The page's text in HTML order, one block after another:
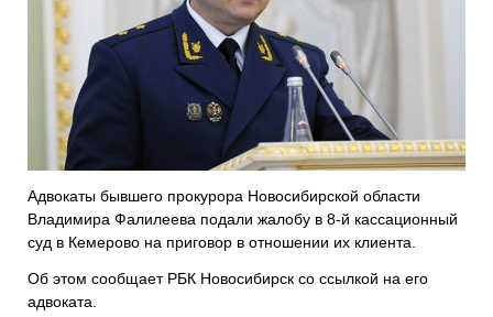
Адвокаты бывшего прокурора Новосибирской области
Владимира Фалилеева подали жалобу в 8-й кассационный
суд в Кемерово на приговор в отношении их клиента.
Об этом сообщает РБК Новосибирск со ссылкой на его
адвоката.